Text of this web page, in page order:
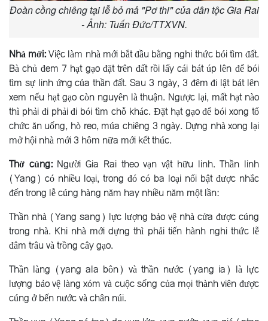
Đoàn cồng chiêng tại lễ bỏ mả "Pơ thi" của dân tộc Gia Rai
- Ảnh: Tuấn Đức/TTXVN.
Nhà mới:Việc làm nhà mới bắt đầu bằng nghi thức bói tìm đất.
Bà chủ đem 7 hạt gạo đặt trên đất rồi lấy cái bát úp lên để bói
tìm sự linh ứng của thần đất. Sau 3 ngày, 3 đêm đi lật bát lên
xem nếu hạt gạo còn nguyên là thuận. Ngược lại, mất hạt nào
thì phải đi phải đi bói tìm chỗ khác. Ðặt hạt gạo để bói xong tổ
chức ăn uống, hò reo, múa chiêng 3 ngày. Dựng nhà xong lại
mở hội nhà mới 3 hôm nữa mới kết thúc.
Thờ cúng: Người Gia Rai theo vạn vật hữu linh. Thần linh
(Yang) có nhiều loại, trong đó có ba loại nổi bật được nhắc
đến trong lễ cúng hàng năm hay nhiều năm một lần:
Thần nhà (Yang sang) lực lượng bảo vệ nhà cửa được cúng
trong nhà. Khi nhà mới dựng thì phải tiến hành nghi thức lễ
đâm trâu và trồng cây gạo.
Thần làng (yang ala bôn) và thần nước (yang ia) là lực
lượng bảo vệ làng xóm và cuộc sống của mọi thành viên được
cúng ở bến nước và chân núi.